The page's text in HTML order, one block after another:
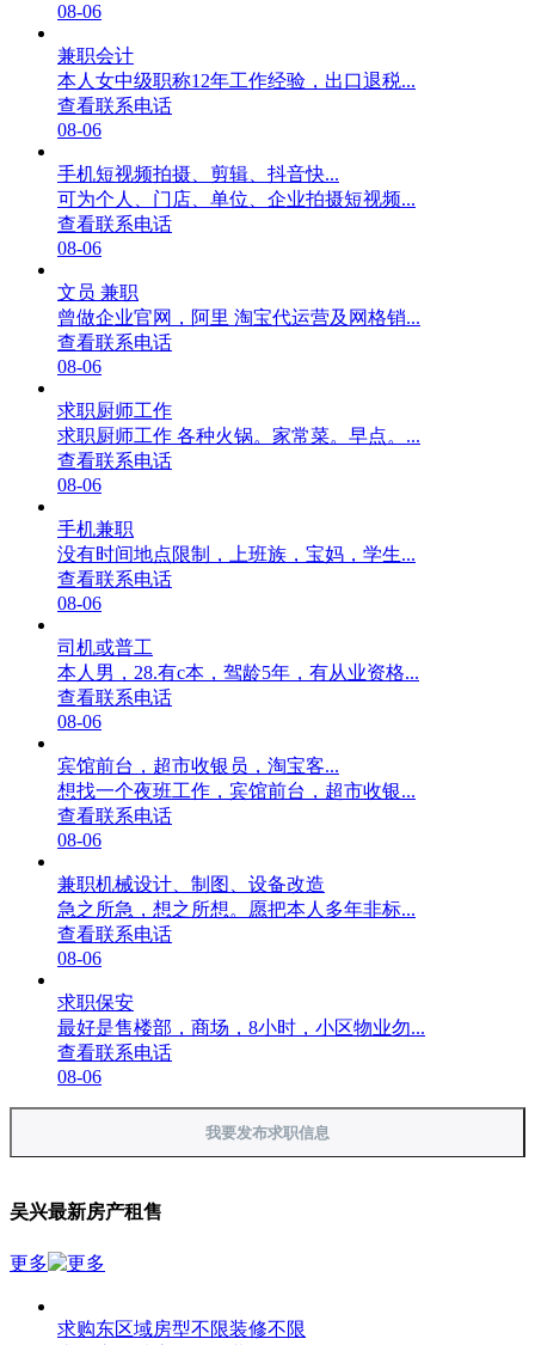
08-06
兼职会计
本人女中级职称12年工作经验，出口退税...
查看联系电话
08-06
手机短视频拍摄、剪辑、抖音快...
可为个人、门店、单位、企业拍摄短视频...
查看联系电话
08-06
文员 兼职
曾做企业官网，阿里 淘宝代运营及网格销...
查看联系电话
08-06
求职厨师工作
求职厨师工作 各种火锅。家常菜。早点。...
查看联系电话
08-06
手机兼职
没有时间地点限制，上班族，宝妈，学生...
查看联系电话
08-06
司机或普工
本人男，28.有c本，驾龄5年，有从业资格...
查看联系电话
08-06
宾馆前台，超市收银员，淘宝客...
想找一个夜班工作，宾馆前台，超市收银...
查看联系电话
08-06
兼职机械设计、制图、设备改造
急之所急，想之所想。愿把本人多年非标...
查看联系电话
08-06
求职保安
最好是售楼部，商场，8小时，小区物业勿...
查看联系电话
08-06
我要发布求职信息
吴兴最新房产租售
更多
求购东区域房型不限装修不限